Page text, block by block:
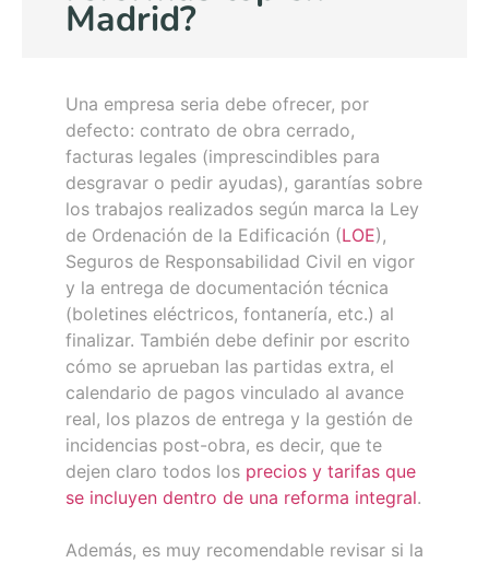
Madrid?
Una empresa seria debe ofrecer, por
defecto: contrato de obra cerrado,
facturas legales (imprescindibles para
desgravar o pedir ayudas), garantías sobre
los trabajos realizados según marca la Ley
de Ordenación de la Edificación (LOE),
Seguros de Responsabilidad Civil en vigor
y la entrega de documentación técnica
(boletines eléctricos, fontanería, etc.) al
finalizar. También debe definir por escrito
cómo se aprueban las partidas extra, el
calendario de pagos vinculado al avance
real, los plazos de entrega y la gestión de
incidencias post-obra, es decir, que te
dejen claro todos los precios y tarifas que
se incluyen dentro de una reforma integral.
Además, es muy recomendable revisar si la